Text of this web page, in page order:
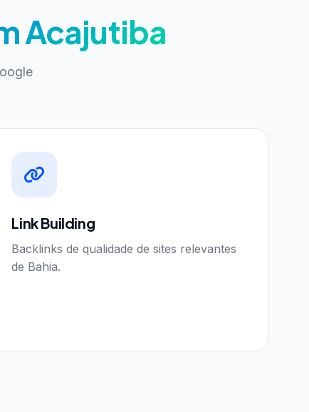
Acajutiba
Link Building
Backlinks de qualidade de sites relevantes
de Bahia.